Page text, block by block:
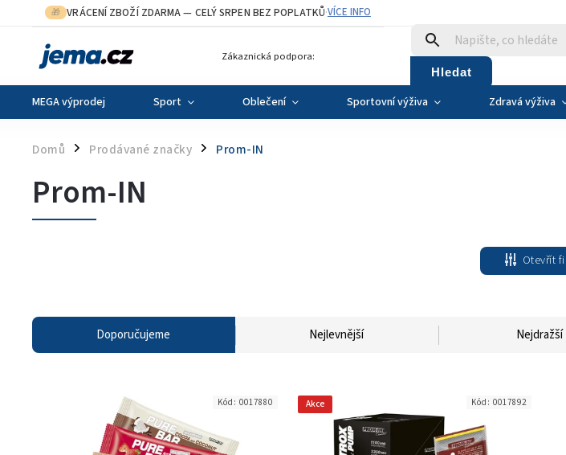
🎁 VRÁCENÍ ZBOŽÍ ZDARMA— CELÝ SRPEN BEZ POPLATKŮ·VÍCE INFO
Zákaznická podpora:
Hledat
MEGA výprodej Sport Oblečení Sportovní výživa Zdravá výživa
Domů / Prodávané značky / Prom-IN
Prom-IN
Otevřít
Doporučujeme Nejlevnější Nejdražší
Kód: 0017880 Akce Kód: 0017892